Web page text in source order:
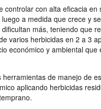
controlar con alta eficacia en
a medida que crece y
más, teniendo que
varios herbicidas en 2 a 3
económico y ambiental que
herramientas de manejo de
aplicando herbicidas